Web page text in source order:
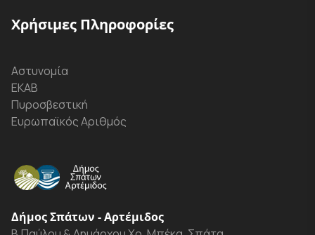
Χρήσιμες Πληροφορίες
Αστυνομία
ΕΚΑΒ
Πυροσβεστική
Ευρωπαϊκός Αριθμός
Δήμος Σπάτων - Αρτέμιδος